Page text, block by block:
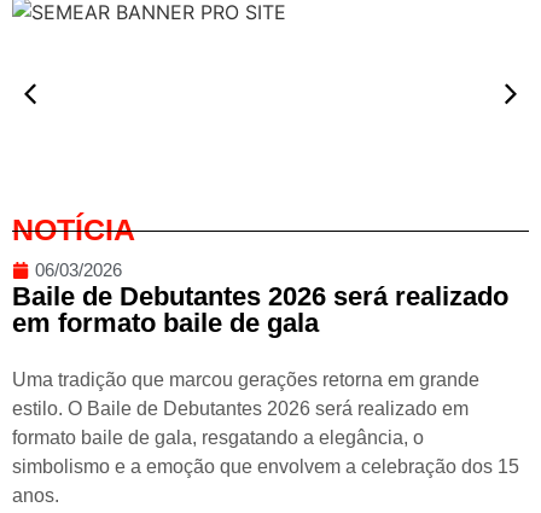
NOTÍCIA
06/03/2026
Baile de Debutantes 2026 será realizado
em formato baile de gala
Uma tradição que marcou gerações retorna em grande
estilo. O Baile de Debutantes 2026 será realizado em
formato baile de gala, resgatando a elegância, o
simbolismo e a emoção que envolvem a celebração dos 15
anos.